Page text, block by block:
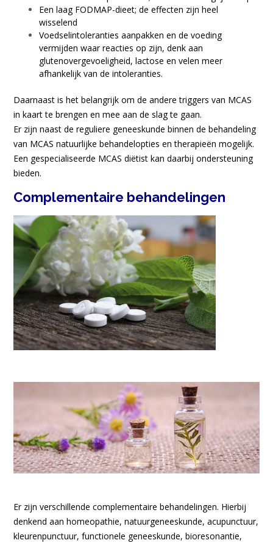
Een laag FODMAP-dieet; de effecten zijn heel
wisselend
Voedselintoleranties aanpakken en de voeding
vermijden waar reacties op zijn, denk aan
glutenovergevoeligheid, lactose en velen meer
afhankelijk van de intoleranties.
Daarnaast is het belangrijk om de andere triggers van MCAS
in kaart te brengen en mee aan de slag te gaan.
Er zijn naast de reguliere geneeskunde binnen de behandeling
van MCAS natuurlijke behandelopties en therapieën mogelijk.
Een gespecialiseerde MCAS diëtist kan daarbij ondersteuning
bieden.
Complementaire behandelingen
Er zijn verschillende complementaire behandelingen. Hierbij
denkend aan homeopathie, natuurgeneeskunde, acupunctuur,
kleurenpunctuur, functionele geneeskunde, bioresonantie,